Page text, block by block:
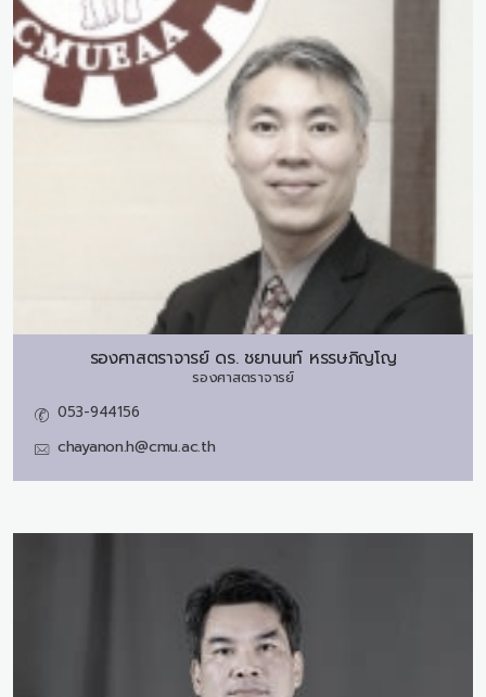
รองศาสตราจารย์ ดร. ชยานนท์ หรรษภิญโญ
รองศาสตราจารย์
053-944156
chayanon.h@cmu.ac.th